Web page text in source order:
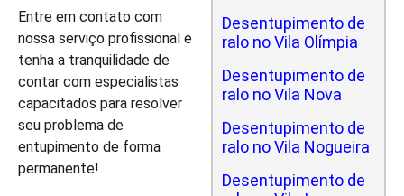
Entre em contato com
nossa serviço profissional e
tenha a tranquilidade de
contar com especialistas
capacitados para resolver
seu problema de
entupimento de forma
permanente!
Desentupimento de
ralo no Vila Olímpia
Desentupimento de
ralo no Vila Nova
Desentupimento de
ralo no Vila Nogueira
Desentupimento de